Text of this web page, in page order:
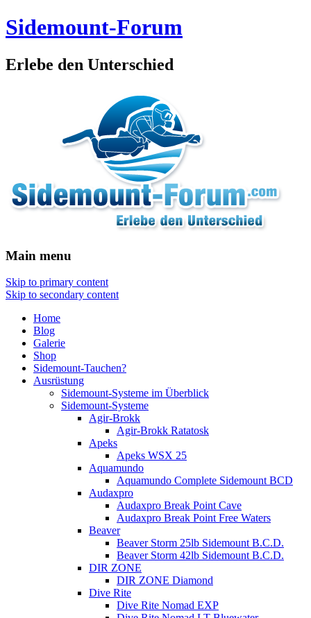
Sidemount-Forum
Erlebe den Unterschied
Main menu
Skip to primary content
Skip to secondary content
Home
Blog
Galerie
Shop
Sidemount-Tauchen?
Ausrüstung
Sidemount-Systeme im Überblick
Sidemount-Systeme
Agir-Brokk
Agir-Brokk Ratatosk
Apeks
Apeks WSX 25
Aquamundo
Aquamundo Complete Sidemount BCD
Audaxpro
Audaxpro Break Point Cave
Audaxpro Break Point Free Waters
Beaver
Beaver Storm 25lb Sidemount B.C.D.
Beaver Storm 42lb Sidemount B.C.D.
DIR ZONE
DIR ZONE Diamond
Dive Rite
Dive Rite Nomad EXP